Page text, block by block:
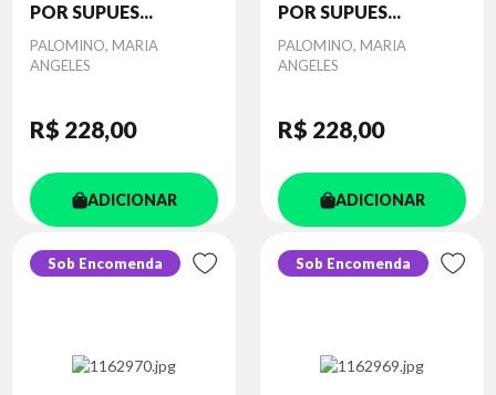
POR SUPUES...
Autor
PALOMINO, MARIA
ANGELES
R$ 228,00
ADICIONAR
POR SUPUES...
Autor
PALOMINO, MARIA
ANGELES
R$ 228,00
ADICIONAR
Sob Encomenda Sob Encomenda